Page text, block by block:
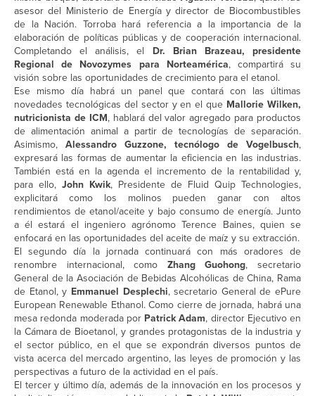
asesor del Ministerio de Energía y director de Biocombustibles
de la Nación. Torroba hará referencia a la importancia de la
elaboración de políticas públicas y de cooperación internacional.
Completando el análisis, el Dr. Brian Brazeau, presidente
Regional de Novozymes para Norteamérica, compartirá su
visión sobre las oportunidades de crecimiento para el etanol.
Ese mismo día habrá un panel que contará con las últimas
novedades tecnológicas del sector y en el que Mallorie Wilken,
nutricionista de ICM, hablará del valor agregado para productos
de alimentación animal a partir de tecnologías de separación.
Asimismo, Alessandro Guzzone, tecnólogo de Vogelbusch,
expresará las formas de aumentar la eficiencia en las industrias.
También está en la agenda el incremento de la rentabilidad y,
para ello, John Kwik, Presidente de Fluid Quip Technologies,
explicitará como los molinos pueden ganar con altos
rendimientos de etanol/aceite y bajo consumo de energía. Junto
a él estará el ingeniero agrónomo Terence Baines, quien se
enfocará en las oportunidades del aceite de maíz y su extracción.
El segundo día la jornada continuará con más oradores de
renombre internacional, como Zhang Guohong, secretario
General de la Asociación de Bebidas Alcohólicas de China, Rama
de Etanol, y Emmanuel Desplechi, secretario General de ePure
European Renewable Ethanol. Como cierre de jornada, habrá una
mesa redonda moderada por Patrick Adam, director Ejecutivo en
la Cámara de Bioetanol, y grandes protagonistas de la industria y
el sector público, en el que se expondrán diversos puntos de
vista acerca del mercado argentino, las leyes de promoción y las
perspectivas a futuro de la actividad en el país.
El tercer y último día, además de la innovación en los procesos y